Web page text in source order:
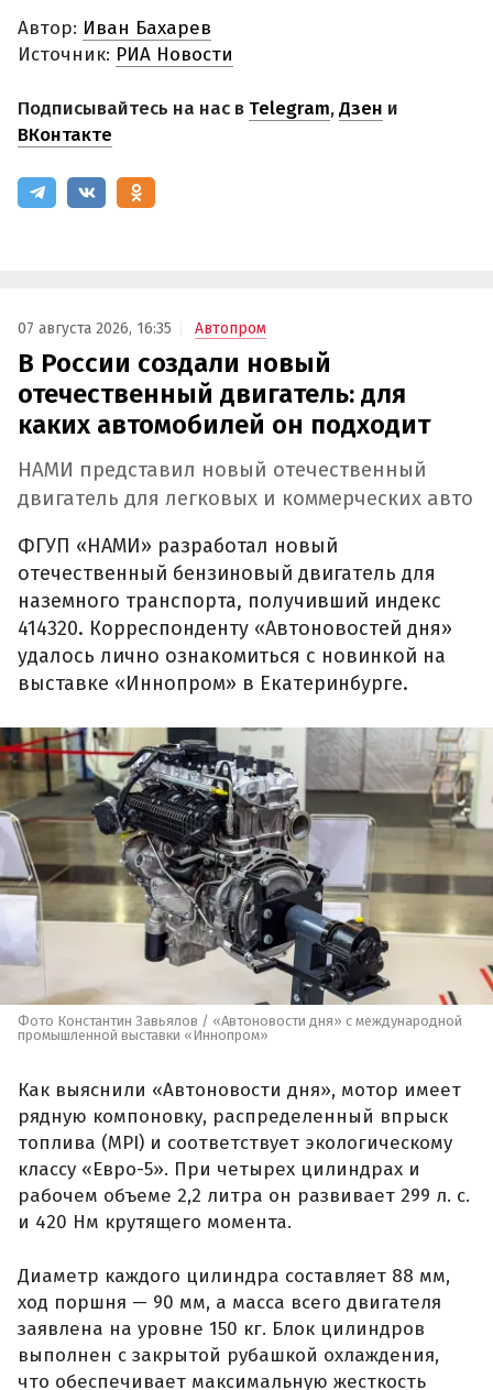
Автор: Иван Бахарев
Источник: РИА Новости
Подписывайтесь на нас в Telegram,Дзен и
ВКонтакте
07 августа 2026, 16:35 Автопром
В России создали новый
отечественный двигатель: для
каких автомобилей он подходит
НАМИ представил новый отечественный
двигатель для легковых и коммерческих авто
ФГУП «НАМИ» разработал новый
отечественный бензиновый двигатель для
наземного транспорта, получивший индекс
414320. Корреспонденту «Автоновостей дня»
удалось лично ознакомиться с новинкой на
выставке «Иннопром» в Екатеринбурге.
Фото Константин Завьялов / «Автоновости дня» с международной
промышленной выставки «Иннопром»
Как выяснили «Автоновости дня», мотор имеет
рядную компоновку, распределенный впрыск
топлива (MPI) и соответствует экологическому
классу «Евро-5». При четырех цилиндрах и
рабочем объеме 2,2 литра он развивает 299 л. с.
и 420 Нм крутящего момента.
Диаметр каждого цилиндра составляет 88 мм,
ход поршня — 90 мм, а масса всего двигателя
заявлена на уровне 150 кг. Блок цилиндров
выполнен с закрытой рубашкой охлаждения,
что обеспечивает максимальную жесткость